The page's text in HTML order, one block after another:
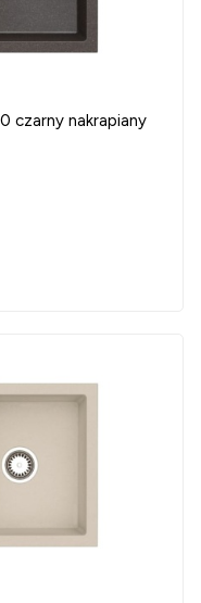
czarny nakrapiany